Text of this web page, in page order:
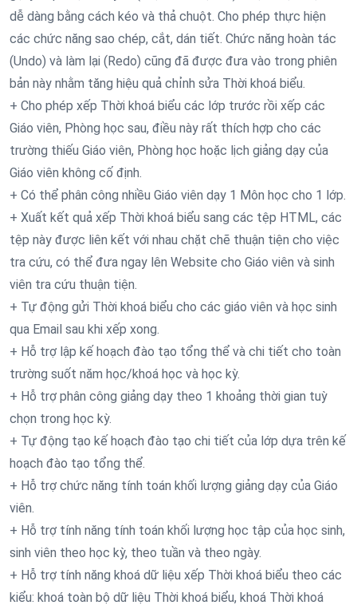
dễ dàng bằng cách kéo và thả chuột. Cho phép thực hiện
các chức năng sao chép, cắt, dán tiết. Chức năng hoàn tác
(Undo) và làm lại (Redo) cũng đã được đưa vào trong phiên
bản này nhằm tăng hiệu quả chỉnh sửa Thời khoá biểu.
+ Cho phép xếp Thời khoá biểu các lớp trước rồi xếp các
Giáo viên, Phòng học sau, điều này rất thích hợp cho các
trường thiếu Giáo viên, Phòng học hoặc lịch giảng dạy của
Giáo viên không cố định.
+ Có thể phân công nhiều Giáo viên dạy 1 Môn học cho 1 lớp.
+ Xuất kết quả xếp Thời khoá biểu sang các tệp HTML, các
tệp này được liên kết với nhau chặt chẽ thuận tiện cho việc
tra cứu, có thể đưa ngay lên Website cho Giáo viên và sinh
viên tra cứu thuận tiện.
+ Tự động gửi Thời khoá biểu cho các giáo viên và học sinh
qua Email sau khi xếp xong.
+ Hỗ trợ lập kế hoạch đào tạo tổng thể và chi tiết cho toàn
trường suốt năm học/khoá học và học kỳ.
+ Hỗ trợ phân công giảng dạy theo 1 khoảng thời gian tuỳ
chọn trong học kỳ.
+ Tự động tạo kế hoạch đào tạo chi tiết của lớp dựa trên kế
hoạch đào tạo tổng thể.
+ Hỗ trợ chức năng tính toán khối lượng giảng dạy của Giáo
viên.
+ Hỗ trợ tính năng tính toán khối lượng học tập của học sinh,
sinh viên theo học kỳ, theo tuần và theo ngày.
+ Hỗ trợ tính năng khoá dữ liệu xếp Thời khoá biểu theo các
kiểu: khoá toàn bộ dữ liệu Thời khoá biểu, khoá Thời khoá